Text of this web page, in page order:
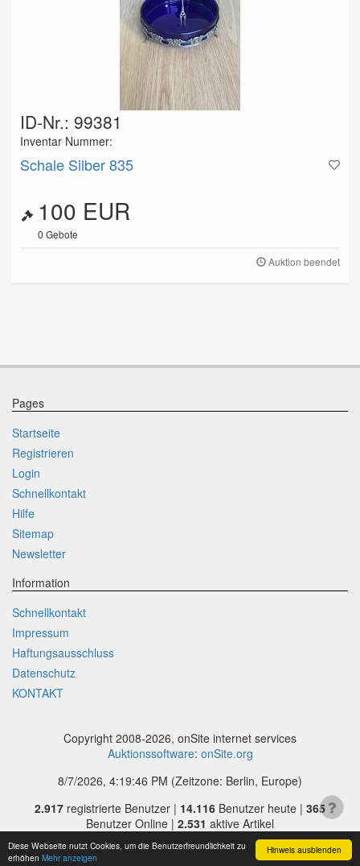
Hinweis ausblenden
Diese Webseite nutzt Cookies, um die Benutzerfreundlichkeit zu
erhöhen Mehr anzeigen
ID-Nr.: 99381
Inventar Nummer:
Schale Silber 835
100 EUR
0 Gebote
Auktion beendet
Pages
Startseite
Registrieren
Login
Schnellkontakt
Hilfe
Sitemap
Newsletter
Information
Schnellkontakt
Impressum
Haftungsausschluss
Datenschutz
KONTAKT
Copyright 2008-2026, onSite internet services
Auktionssoftware: onSite.org
8/7/2026, 4:19:46 PM (Zeitzone: Berlin, Europe)
2.917 registrierte Benutzer | 14.116 Benutzer heute | 365
Benutzer Online | 2.531 aktive Artikel